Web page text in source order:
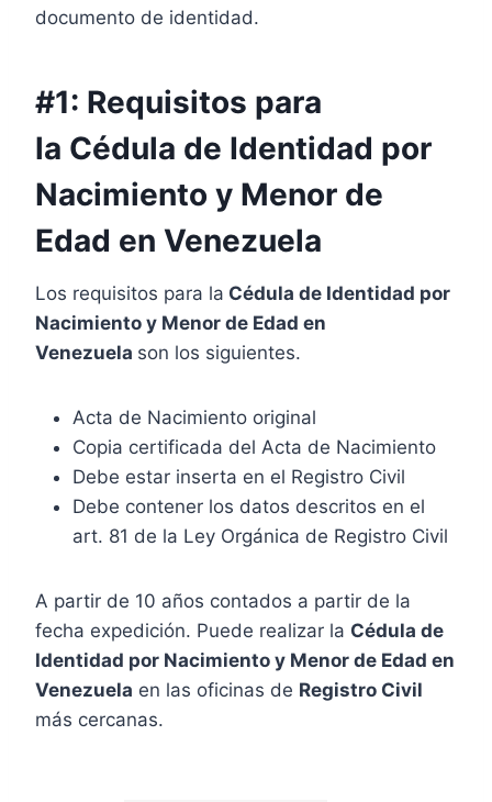
documento de identidad.
#1: Requisitos para
la Cédula de Identidad por
Nacimiento y Menor de
Edad en Venezuela
Los requisitos para la Cédula de Identidad por
Nacimiento y Menor de Edad en
Venezuela son los siguientes.
Acta de Nacimiento original
Copia certificada del Acta de Nacimiento
Debe estar inserta en el Registro Civil
Debe contener los datos descritos en el
art. 81 de la Ley Orgánica de Registro Civil
A partir de 10 años contados a partir de la
fecha expedición. Puede realizar la Cédula de
Identidad por Nacimiento y Menor de Edad en
Venezuela en las oficinas de Registro Civil
más cercanas.